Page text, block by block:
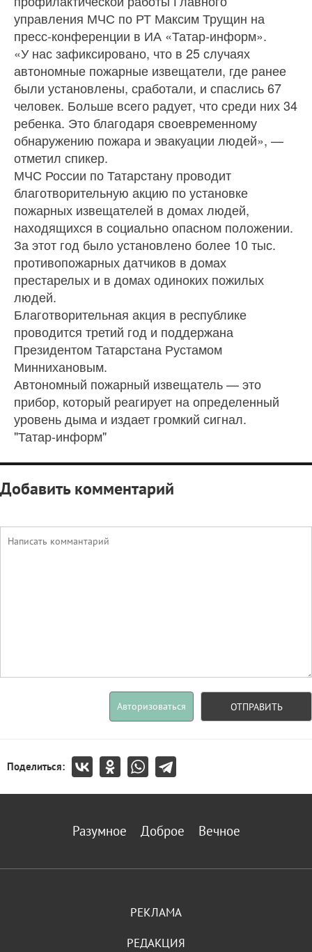
управления МЧС по РТ Максим Трущин на
пресс-конференции в ИА «Татар-информ».
«У нас зафиксировано, что в 25 случаях
автономные пожарные извещатели, где ранее
были установлены, сработали, и спаслись 67
человек. Больше всего радует, что среди них 34
ребенка. Это благодаря своевременному
обнаружению пожара и эвакуации людей», —
отметил спикер.
МЧС России по Татарстану проводит
благотворительную акцию по установке
пожарных извещателей в домах людей,
находящихся в социально опасном положении.
За этот год было установлено более 10 тыс.
противопожарных датчиков в домах
престарелых и в домах одиноких пожилых
людей.
Благотворительная акция в республике
проводится третий год и поддержана
Президентом Татарстана Рустамом
Миннихановым.
Автономный пожарный извещатель — это
прибор, который реагирует на определенный
уровень дыма и издает громкий сигнал.
"Татар-информ"
Добавить комментарий
Авторизоваться ОТПРАВИТЬ
Поделиться:
Разумное Доброе Вечное
РЕКЛАМА
РЕДАКЦИЯ